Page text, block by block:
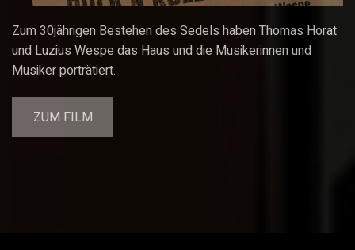
Zum 30jährigen Bestehen des Sedels haben Thomas Horat
und Luzius Wespe das Haus und die Musikerinnen und
Musiker porträtiert.
ZUM FILM